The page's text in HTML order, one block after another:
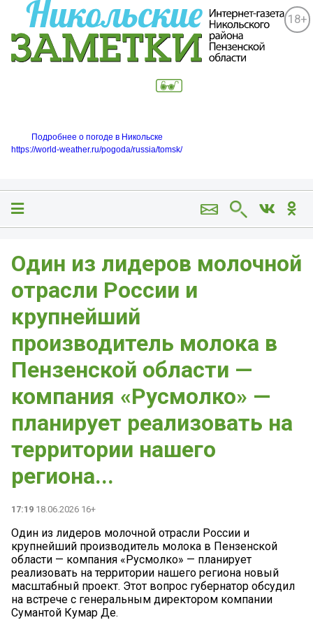
18+
Подробнее о погоде в Никольске
https://world-weather.ru/pogoda/russia/tomsk/
Один из лидеров молочной
отрасли России и
крупнейший
производитель молока в
Пензенской области —
компания «Русмолко» —
планирует реализовать на
территории нашего
региона...
17:19 18.06.2026 16+
Один из лидеров молочной отрасли России и
крупнейший производитель молока в Пензенской
области — компания «Русмолко» — планирует
реализовать на территории нашего региона новый
масштабный проект. Этот вопрос губернатор обсудил
на встрече с генеральным директором компании
Сумантой Кумар Де.